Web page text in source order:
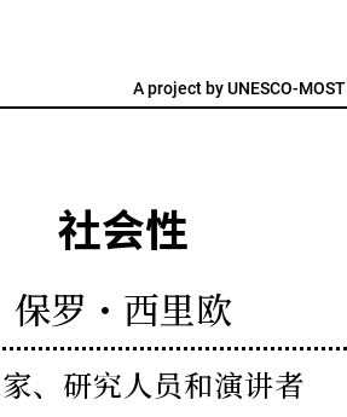
A project byUNESCO-MOST
社会性
保罗・西里欧
、研究人员和演讲者